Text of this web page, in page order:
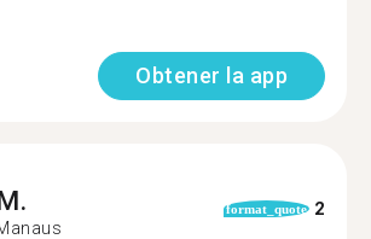
Obtener la app
format_quote 2